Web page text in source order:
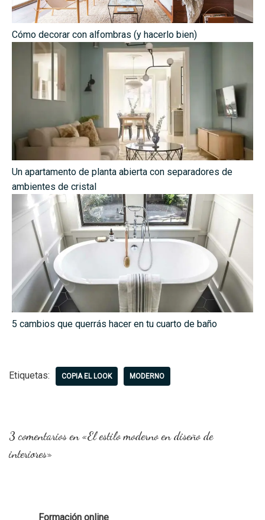
Cómo decorar con alfombras (y hacerlo bien)
Un apartamento de planta abierta con separadores de
ambientes de cristal
5 cambios que querrás hacer en tu cuarto de baño
Etiquetas: COPIA EL LOOK MODERNO
3 comentarios en «El estilo moderno en diseño de
interiores»
Formación online